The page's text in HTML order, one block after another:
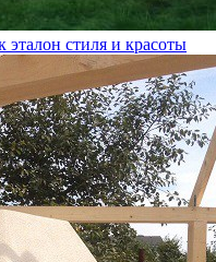
эталон стиля и красоты